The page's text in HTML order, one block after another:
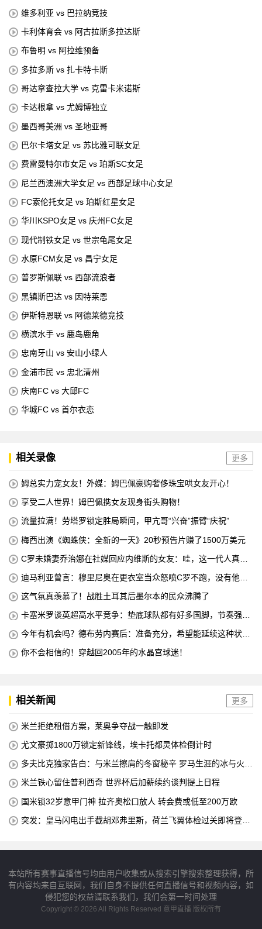
维多利亚 vs 巴拉纳竞技
卡利体育会 vs 阿古拉斯多拉达斯
布鲁明 vs 阿拉维预备
多拉多斯 vs 扎卡特卡斯
哥达拿查拉大学 vs 克雷卡米诺斯
卡达根拿 vs 尤姆博独立
墨西哥美洲 vs 圣地亚哥
巴尔卡塔女足 vs 苏比雅可联女足
费雷曼特尔市女足 vs 珀斯SC女足
尼兰西澳洲大学女足 vs 西部足球中心女足
FC索伦托女足 vs 珀斯红星女足
华川KSPO女足 vs 庆州FC女足
现代制铁女足 vs 世宗龟尾女足
水原FCM女足 vs 昌宁女足
普罗斯佩联 vs 西部流浪者
黑镇斯巴达 vs 因特莱恩
伊斯特恩联 vs 阿德莱德竞技
横滨水手 vs 鹿岛鹿角
忠南牙山 vs 安山小绿人
金浦市民 vs 忠北清州
庆南FC vs 大邱FC
华城FC vs 首尔衣恋
相关录像 更多
姆总实力宠女友！外媒：姆巴佩豪购奢侈珠宝哄女友开心！
享受二人世界！姆巴佩携女友现身街头购物！
流量拉满！劳塔罗锁定胜局瞬间，甲亢哥“兴奋”振臂“庆祝”
梅西出演《蜘蛛侠：全新的一天》20秒预告片赚了1500万美元
C罗未婚妻乔治娜在社媒回应内维斯的女友：哇，这一代人真劲
迪马利亚曾言：穆里尼奥在更衣室当众怒喷C罗不跑，没有他不
这气氛真羡慕了！战胜土耳其后墨尔本的民众沸腾了
卡塞米罗谈英超高水平竞争：垫底球队都有好多国脚，节奏强度
今年有机会吗？德布劳内赛后：准备充分，希望能延续这种状
你不会相信的！穿越回2005年的水晶宫球迷！
相关新闻 更多
米兰拒绝租借方案，莱奥争夺战一触即发
尤文豪掷1800万锁定新锋线，埃卡托都灵体检倒计时
多夫比克独家告白：与米兰擦肩的冬窗秘辛 罗马生涯的冰与火之
米兰铁心留住普利西奇 世界杯后加薪续约谈判提上日程
国米锁32岁意甲门神 拉齐奥松口放人 转会费或低至200万欧
突发：皇马闪电出手截胡邓弗里斯，荷兰飞翼体检过关即将登陆
本站所有赛事直播信号均由用户收集或从搜索引擎搜索整理获得，所
有内容均来自互联网，我们自身不提供任何直播信号和视频内容，如
侵犯您的权益请联系我们，我们会第一时间处理
Copyright © 2026 All Rights Reserved 意甲直播 版权所有